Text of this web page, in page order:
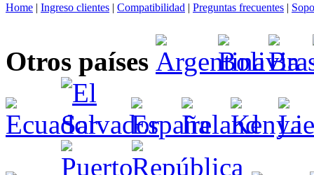
Home | Ingreso clientes | Compatibilidad | Preguntas frecuentes |
Otros países